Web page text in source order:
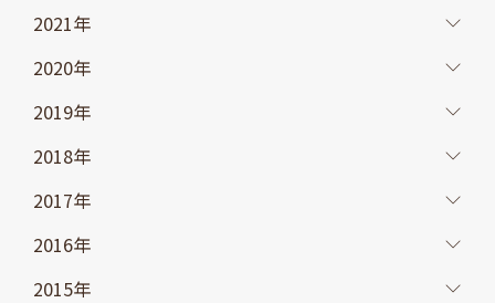
2021年
2020年
2019年
2018年
2017年
2016年
2015年